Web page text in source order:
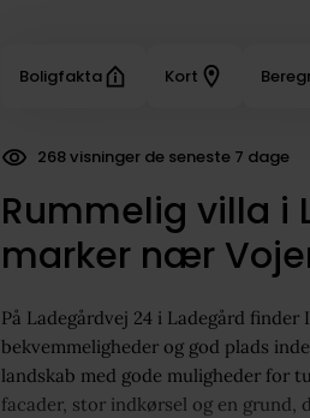
Boligfakta Kort
268 visninger de seneste 7 dage
79 dokumenter downloadet
Rummelig villa i
marker nær
På Ladegårdvej 24 i Ladegård
bekvemmeligheder og god plads
landskab med gode muligheder for
facader, stor indkørsel og en grund,